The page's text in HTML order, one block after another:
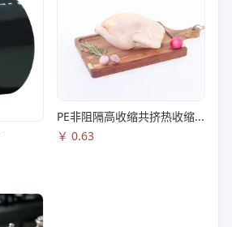
PE非阻隔高收缩共挤热收缩膜S83
￥ 0.63